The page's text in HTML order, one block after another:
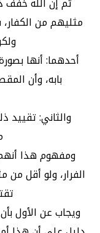
مثليهم من
أحدهما‏:‏ أنها
بابه، وأن
والثاني‏:‏ تقييد
ومفهوم هذا
الفرار، ولو أقل
ويجاب عن الأول